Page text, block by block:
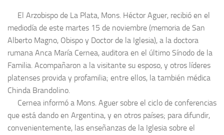
El Arzobispo de La Plata, Mons. Héctor Aguer, recibió en el
mediodía de este martes 15 de noviembre (memoria de San
Alberto Magno, Obispo y Doctor de la Iglesia), a la doctora
rumana Anca María Cernea, auditora en el último Sínodo de la
Familia. Acompañaron a la visitante su esposo, y otros líderes
platenses provida y profamilia; entre ellos, la también médica
Chinda Brandolino.
Cernea informó a Mons. Aguer sobre el ciclo de conferencias
que está dando en Argentina, y en otros países; para difundir,
convenientemente, las enseñanzas de la Iglesia sobre el